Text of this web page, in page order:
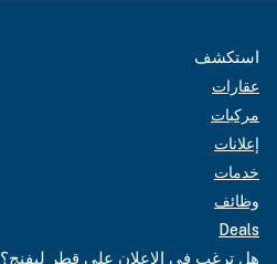
استكشف
عقارات
مركبات
إعلانات
خدمات
وظائف
Deals
هل ترغب في الإعلان على قطر ليفنج؟